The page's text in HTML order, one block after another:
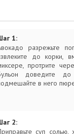
1:
разрежьте
до корки,
протрите
доведите
в него
2:
суп